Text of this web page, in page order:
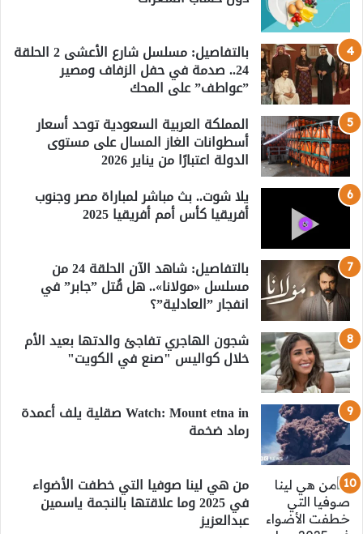
بالتفاصيل: مسلسل شارع الأعشى 2 الحلقة
24.. صدمة في حفل الزفاف ومصير
”عواطف” على المحك
المملكة العربية السعودية توحد أسعار
أسطوانات الغاز المسال على مستوى
الدولة اعتبارًا من يناير 2026
يلا شوت.. بث مباشر لمباراة مصر وجنوب
أفريقيا كأس أمم أفريقيا 2025
بالتفاصيل: شاهد الآن الحلقة 24 من
مسلسل «مولانا».. هل قُتل ”جابر” في
انفجار ”العادلية”؟
شجون الهاجري تفاجئ والدتها بعيد الأم
خلال كواليس "صنع في الكويت"
Watch: Mount etna in صقلية يلف أعمدة
رماد ضخمة
من هي لينا صوفيا التي خطفت الأضواء
في 2025 وما علاقتها بالنجمة ياسمين
عبدالعزيز